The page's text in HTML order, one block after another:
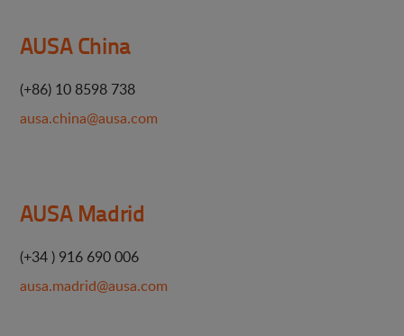
AUSA China
(+86) 10 8598 738
ausa.china@ausa.com
AUSA Madrid
(+34 ) 916 690 006
ausa.madrid@ausa.com